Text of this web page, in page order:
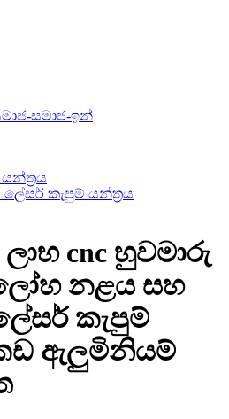
සමාජ-ඉන්
කැපුම් යන්ත්‍රය
ලාභ cnc හුවමාරු
නළය සහ
කැපුම්
ඇලුමිනියම්